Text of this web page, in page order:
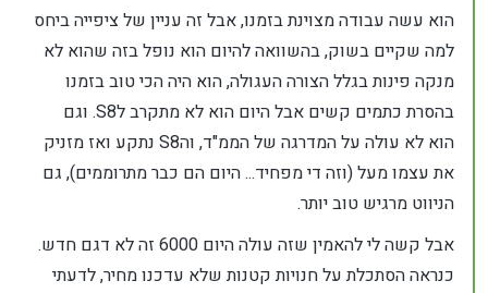
הוא עשה עבודה מצוינת בזמנו, אבל זה עניין של ציפייה ביחס
למה שקיים בשוק, בהשוואה להיום הוא נופל בזה שהוא לא
מנקה פינות בגלל הצורה העגולה, הוא היה הכי טוב בזמנו
בהסרת כתמים קשים אבל היום הוא לא מתקרב לS8. וגם
הוא לא עולה על המדרגה של הממ"ד, והS8 נתקע ואז מזניק
את עצמו מעל (וזה די מפחיד... היום הם כבר מתרוממים), גם
הניווט מרגיש טוב יותר.
אבל קשה לי להאמין שזה עולה היום 6000 זה לא דגם חדש.
כנראה הסתכלת על חנויות קטנות שלא עדכנו מחיר, לדעתי